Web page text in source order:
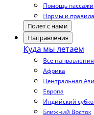
Помощь
Нормы и
Полет с нами
Направления
Куда мы летаем
Все направления
Африка
Центральная
Европа
Индийский
Ближний Восток